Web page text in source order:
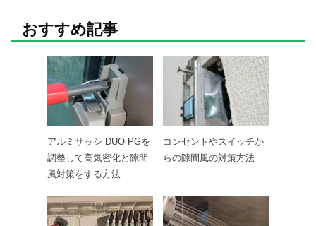
おすすめ記事
アルミサッシ DUO PGを
調整して高気密化と隙間
風対策をする方法
コンセントやスイッチか
らの隙間風の対策方法